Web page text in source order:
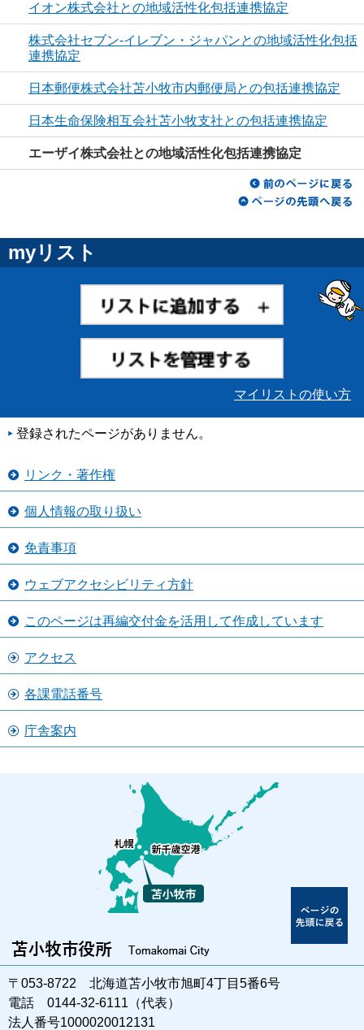
イオン株式会社との地域活性化包括連携協定
株式会社セブン-イレブン・ジャパンとの地域活性化包括
連携協定
日本郵便株式会社苫小牧市内郵便局との包括連携協定
日本生命保険相互会社苫小牧支社との包括連携協定
エーザイ株式会社との地域活性化包括連携協定
myリスト
マイリストの使い方
登録されたページがありません。
リンク・著作権
個人情報の取り扱い
免責事項
ウェブアクセシビリティ方針
このページは再編交付金を活用して作成しています
アクセス
各課電話番号
庁舎案内
〒053-8722 北海道苫小牧市旭町4丁目5番6号
電話 0144-32-6111（代表）
法人番号1000020012131